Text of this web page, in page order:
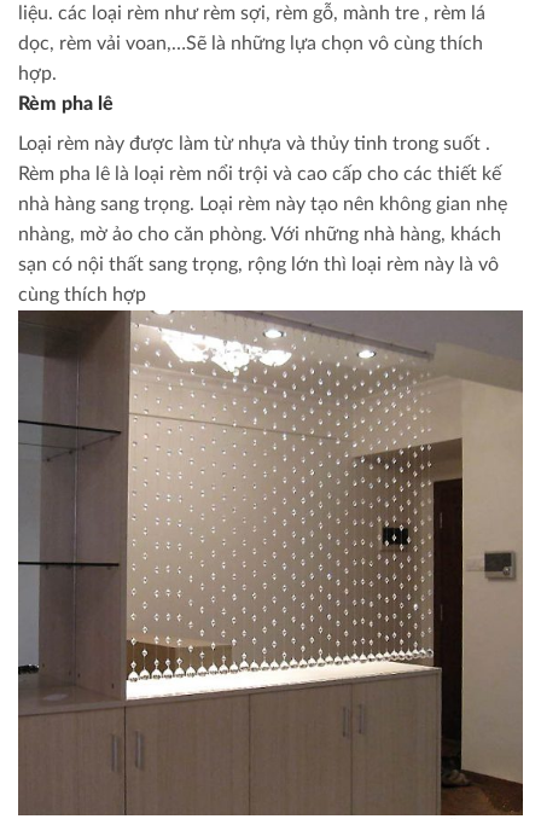
liệu. các loại rèm như rèm sợi, rèm gỗ, mành tre , rèm lá
dọc, rèm vải voan,…Sẽ là những lựa chọn vô cùng thích
hợp.
Rèm pha lê
Loại rèm này được làm từ nhựa và thủy tinh trong suốt .
Rèm pha lê là loại rèm nổi trội và cao cấp cho các thiết kế
nhà hàng sang trọng. Loại rèm này tạo nên không gian nhẹ
nhàng, mờ ảo cho căn phòng. Với những nhà hàng, khách
sạn có nội thất sang trọng, rộng lớn thì loại rèm này là vô
cùng thích hợp